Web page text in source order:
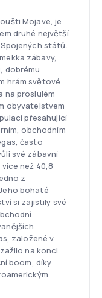
Mojave, je
druhé největší
států.
zábavy,
dobrému
hrám světové
na proslulém
obyvatelstvem
přesahující
obchodním
často
své zábavní
než 40,8
z
bohaté
si zajistily své
založené v
na konci
boom, díky